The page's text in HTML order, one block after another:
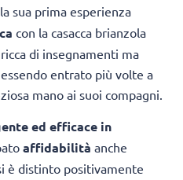
sua prima esperienza
con la casacca brianzola
di insegnamenti ma
entrato più volte a
mano ai suoi compagni.
ed efficace in
affidabilità anche
è distinto positivamente